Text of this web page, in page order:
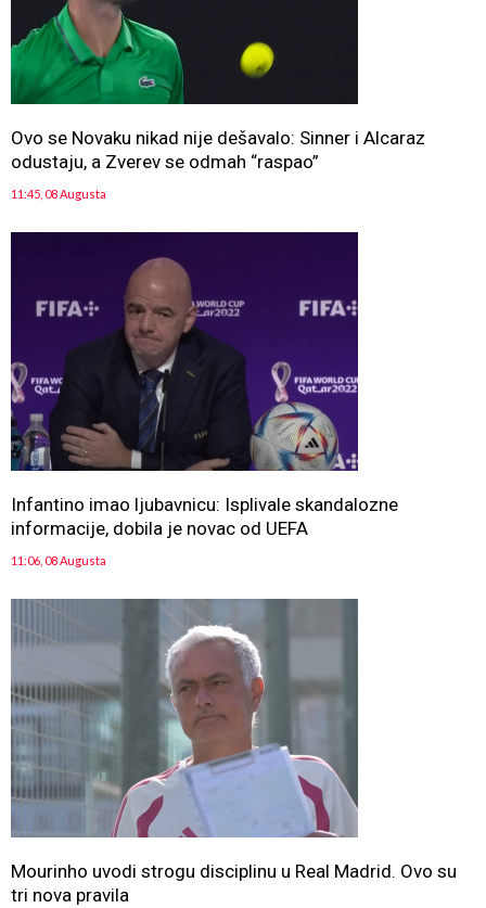
Ovo se Novaku nikad nije dešavalo: Sinner i Alcaraz
odustaju, a Zverev se odmah “raspao”
11:45, 08 Augusta
Infantino imao ljubavnicu: Isplivale skandalozne
informacije, dobila je novac od UEFA
11:06, 08 Augusta
Mourinho uvodi strogu disciplinu u Real Madrid. Ovo su
tri nova pravila